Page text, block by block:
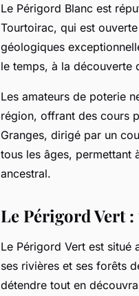
Le Périgord Blanc est
Tourtoirac, qui est
géologiques
le temps, à la découverte
Les amateurs de poterie
région, offrant des cours
Granges, dirigé par un
tous les âges, permettant
ancestral.
Le Périgord Vert
Le Périgord Vert est situé
ses rivières et ses forêts
détendre tout en